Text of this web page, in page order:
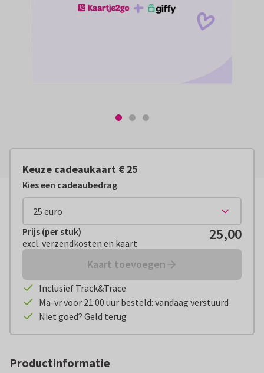
Keuze cadeaukaart € 25
Kies een cadeaubedrag
Prijs (per stuk): excl. verzendkosten en kaart
Prijs (per stuk)
excl. verzendkosten en kaart
25,00
Kaart toevoegen
Inclusief Track&Trace
Ma-vr voor 21:00 uur besteld: vandaag verstuurd
Niet goed? Geld terug
Productinformatie